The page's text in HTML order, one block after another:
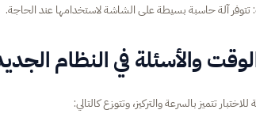
تتوفر آلة حاسبة بسيطة على الشاشة لاستخدامها عند الحاجة.
والأسئلة في النظام
للاختبار تتميز بالسرعة والتركيز، وتتوزع كالتالي: